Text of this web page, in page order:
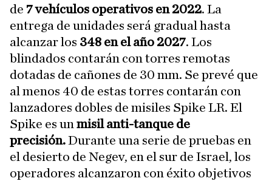
de 7 vehículos operativos en 2022. La
entrega de unidades será gradual hasta
alcanzar los 348 en el año 2027. Los
blindados contarán con torres remotas
dotadas de cañones de 30 mm. Se prevé que
al menos 40 de estas torres contarán con
lanzadores dobles de misiles Spike LR. El
Spike es un misil anti-tanque de
precisión.Durante una serie de pruebas en
el desierto de Negev, en el sur de Israel, los
operadores alcanzaron con éxito objetivos